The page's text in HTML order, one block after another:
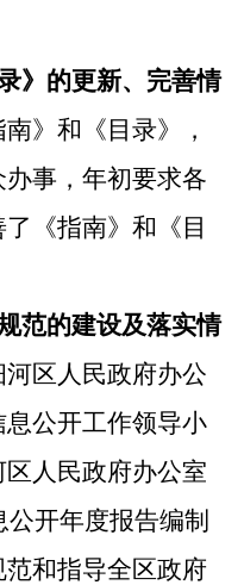
》的更新、完善情
》和《目录》，
事，年初要求各
《指南》和《目
范的建设及落实情
河区人民政府办公
公开工作领导小
人民政府办公室
开年度报告编制
和指导全区政府